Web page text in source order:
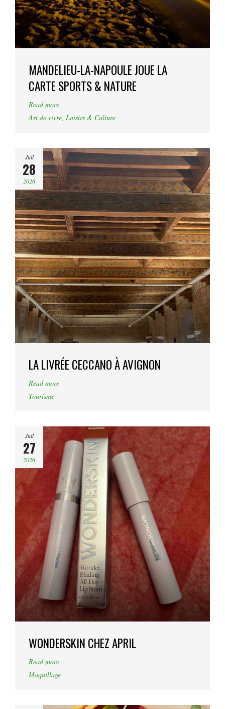
MANDELIEU-LA-NAPOULE JOUE LA
CARTE SPORTS & NATURE
Read more
Art de vivre Loisirs & Culture
Juil
28
2026
LA LIVRÉE CECCANO À AVIGNON
Read more
Tourisme
Juil
27
2026
WONDERSKIN CHEZ APRIL
Read more
Maquillage